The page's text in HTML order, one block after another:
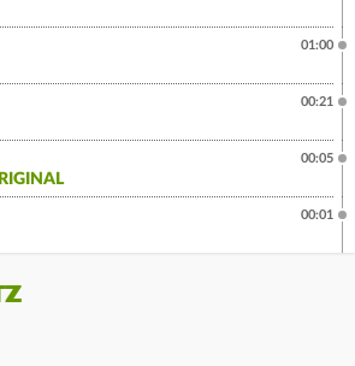
01:00
00:21
00:05
00:01